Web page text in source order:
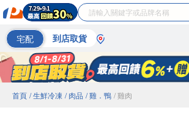
宅配 到店取貨
首頁 / 生鮮冷凍 / 肉品 / 雞．鴨 / 雞肉